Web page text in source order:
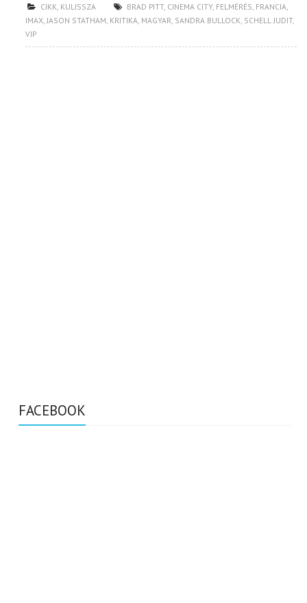
CIKK, KULISSZA BRAD PITT, CINEMA CITY, FELMÉRÉS, FRANCIA,
IMAX,JASON STATHAM, KRITIKA, MAGYAR, SANDRA BULLOCK, SCHELL JUDIT,
VIP
FACEBOOK